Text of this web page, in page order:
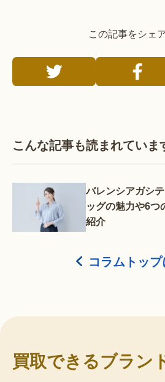
この記事をシェ
こんな記事も読まれていま
バレンシアガシ
ッグの魅力や6つ
紹介
コラムトッ
買取できるブラン